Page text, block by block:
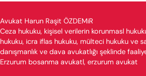
Avukat Harun Raşit ÖZDEMiR
Ceza hukuku, kişisel verilerin korunmasl
hukuku, icra iflas hukuku, mülteci hukuku ve
danışmanlık ve dava avukatlığı şeklinde
Erzurum bosanma avukatl, erzurum avukat